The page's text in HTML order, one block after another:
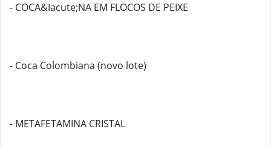
- COCA&Iacute;NA EM FLOCOS DE PEIXE
- Coca Colombiana (novo lote)
- METAFETAMINA CRISTAL